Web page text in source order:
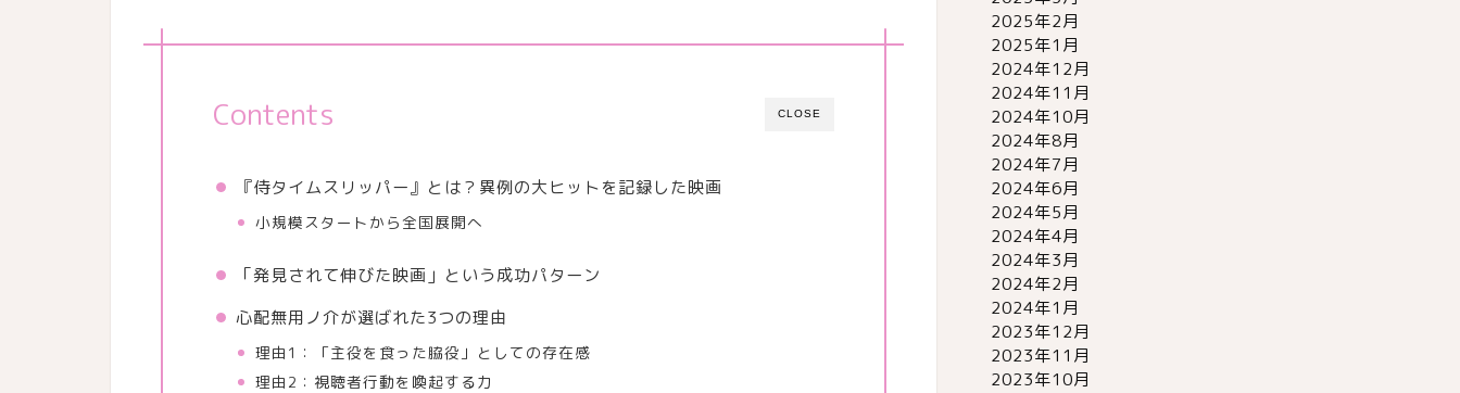
CLOSE
Contents
『侍タイムスリッパー』とは？異例の大ヒットを記録した映画
小規模スタートから全国展開へ
「発見されて伸びた映画」という成功パターン
心配無用ノ介が選ばれた3つの理由
理由1：「主役を食った脇役」としての存在感
理由2：視聴者行動を喚起する力
2025年2月
2025年1月
2024年12月
2024年11月
2024年10月
2024年8月
2024年7月
2024年6月
2024年5月
2024年4月
2024年3月
2024年2月
2024年1月
2023年12月
2023年11月
2023年10月